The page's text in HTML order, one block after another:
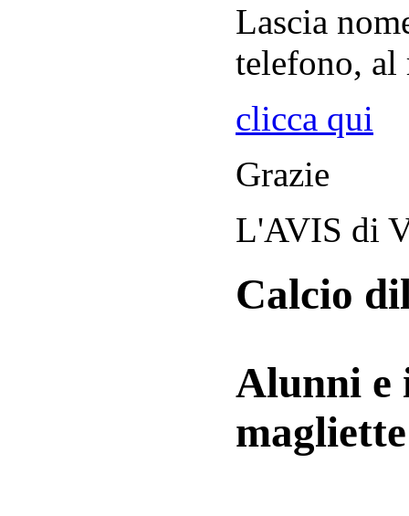
Lascia
telefono, al
clicca qui
Grazie
L'AVIS di
Calcio
Alunni e